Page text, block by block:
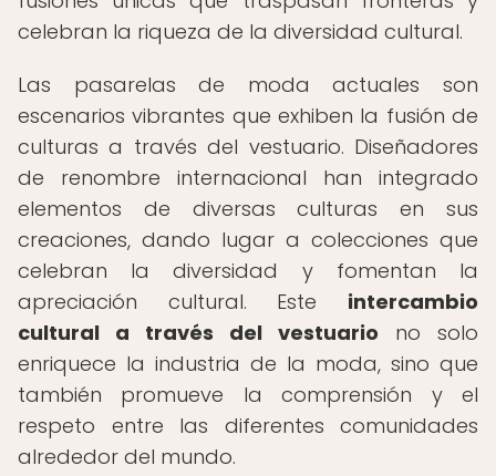
celebran la riqueza de la diversidad cultural.
Las pasarelas de moda actuales son
escenarios vibrantes que exhiben la fusión de
culturas a través del vestuario. Diseñadores
de renombre internacional han integrado
elementos de diversas culturas en sus
creaciones, dando lugar a colecciones que
celebran la diversidad y fomentan la
apreciación cultural. Este intercambio
cultural a través del vestuario no solo
enriquece la industria de la moda, sino que
también promueve la comprensión y el
respeto entre las diferentes comunidades
alrededor del mundo.